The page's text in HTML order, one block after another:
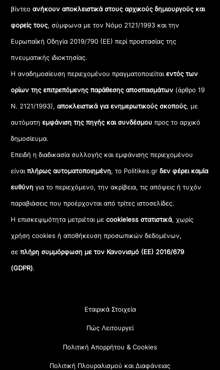
βίντεοανήκουν αποκλειστικά στους αρχικούς δημιουργούς και
φορείς τους, σύμφωνα με τον Νόμο 2121/1993 και την
Ευρωπαϊκή Οδηγία 2019/790 (ΕΕ) περί προστασίας της
πνευματικής ιδιοκτησίας.
Η αναδημοσίευση περιεχομένου πραγματοποιείταιεντός των
ορίων της επιτρεπόμενης παράθεσης αποσπασμάτων (άρθρο 19
Ν. 2121/1993), αποκλειστικά για ενημερωτικούς σκοπούς, με
αυτόματηεμφάνιση της πηγής και συνδέσμου προς το αρχικό
δημοσίευμα.
Επειδή η διαδικασία συλλογής και εμφάνισης περιεχομένου
είναιπλήρως αυτοματοποιημένη, το Politikes.grδεν φέρει καμία
ευθύνη για το περιεχόμενο, την ακρίβεια, τις απόψεις ή τυχόν
παραβιάσεις που προέρχονται από τρίτες ιστοσελίδες.
Η επισκεψιμότητα μετριέται μεcookieless στατιστικά, χωρίς
χρήση cookies ή αποθήκευση προσωπικών δεδομένων,
σεπλήρη συμμόρφωση με τον Κανονισμό (ΕΕ) 2016/679
(GDPR).
Εταιρικά Στοιχεία
Πώς Λειτουργεί
Πολιτική Απορρήτου & Cookies
Πολιτική Πλουραλισμού και Διαφάνειας